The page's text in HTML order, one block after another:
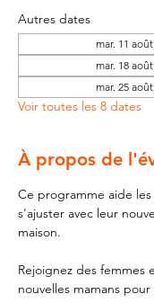
Autres dates
mar. 11
mar. 18
mar. 25
Voir toutes les 8 dates
À propos de
Ce programme aide
s'ajuster avec leur
maison.
Rejoignez des femmes
nouvelles mamans